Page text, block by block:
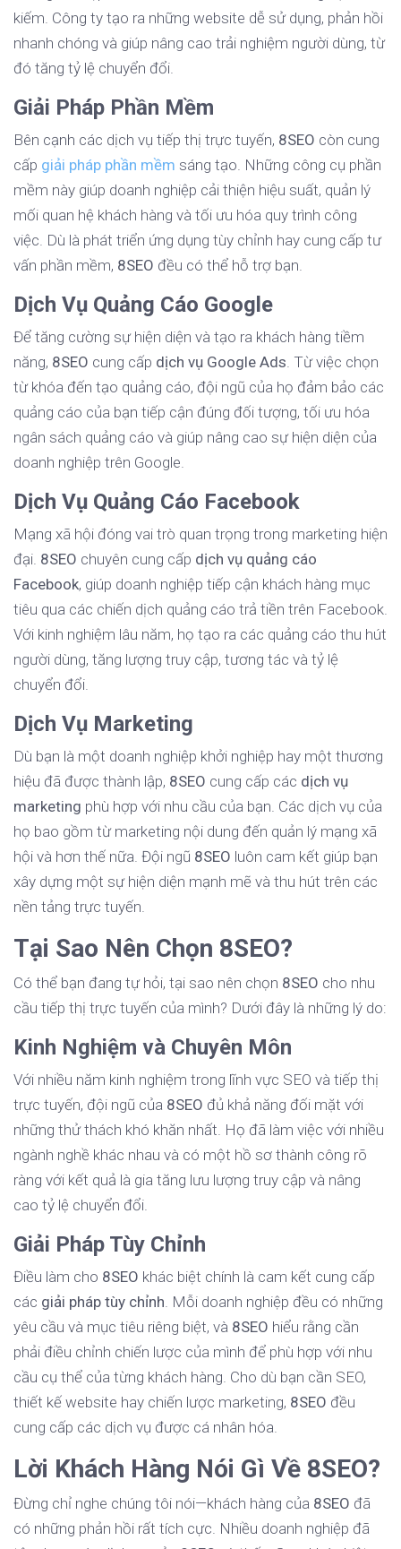
kiếm. Công ty tạo ra những website dễ sử dụng, phản hồi
nhanh chóng và giúp nâng cao trải nghiệm người dùng, từ
đó tăng tỷ lệ chuyển đổi.
Giải Pháp Phần Mềm
Bên cạnh các dịch vụ tiếp thị trực tuyến, 8SEO còn cung
cấp giải pháp phần mềm sáng tạo. Những công cụ phần
mềm này giúp doanh nghiệp cải thiện hiệu suất, quản lý
mối quan hệ khách hàng và tối ưu hóa quy trình công
việc. Dù là phát triển ứng dụng tùy chỉnh hay cung cấp tư
vấn phần mềm, 8SEO đều có thể hỗ trợ bạn.
Dịch Vụ Quảng Cáo Google
Để tăng cường sự hiện diện và tạo ra khách hàng tiềm
năng, 8SEO cung cấp dịch vụ Google Ads. Từ việc chọn
từ khóa đến tạo quảng cáo, đội ngũ của họ đảm bảo các
quảng cáo của bạn tiếp cận đúng đối tượng, tối ưu hóa
ngân sách quảng cáo và giúp nâng cao sự hiện diện của
doanh nghiệp trên Google.
Dịch Vụ Quảng Cáo Facebook
Mạng xã hội đóng vai trò quan trọng trong marketing hiện
đại. 8SEO chuyên cung cấp dịch vụ quảng cáo
Facebook, giúp doanh nghiệp tiếp cận khách hàng mục
tiêu qua các chiến dịch quảng cáo trả tiền trên Facebook.
Với kinh nghiệm lâu năm, họ tạo ra các quảng cáo thu hút
người dùng, tăng lượng truy cập, tương tác và tỷ lệ
chuyển đổi.
Dịch Vụ Marketing
Dù bạn là một doanh nghiệp khởi nghiệp hay một thương
hiệu đã được thành lập, 8SEO cung cấp các dịch vụ
marketing phù hợp với nhu cầu của bạn. Các dịch vụ của
họ bao gồm từ marketing nội dung đến quản lý mạng xã
hội và hơn thế nữa. Đội ngũ 8SEO luôn cam kết giúp bạn
xây dựng một sự hiện diện mạnh mẽ và thu hút trên các
nền tảng trực tuyến.
Tại Sao Nên Chọn 8SEO?
Có thể bạn đang tự hỏi, tại sao nên chọn 8SEO cho nhu
cầu tiếp thị trực tuyến của mình? Dưới đây là những lý do:
Kinh Nghiệm và Chuyên Môn
Với nhiều năm kinh nghiệm trong lĩnh vực SEO và tiếp thị
trực tuyến, đội ngũ của 8SEO đủ khả năng đối mặt với
những thử thách khó khăn nhất. Họ đã làm việc với nhiều
ngành nghề khác nhau và có một hồ sơ thành công rõ
ràng với kết quả là gia tăng lưu lượng truy cập và nâng
cao tỷ lệ chuyển đổi.
Giải Pháp Tùy Chỉnh
Điều làm cho 8SEO khác biệt chính là cam kết cung cấp
các giải pháp tùy chỉnh. Mỗi doanh nghiệp đều có những
yêu cầu và mục tiêu riêng biệt, và 8SEO hiểu rằng cần
phải điều chỉnh chiến lược của mình để phù hợp với nhu
cầu cụ thể của từng khách hàng. Cho dù bạn cần SEO,
thiết kế website hay chiến lược marketing, 8SEO đều
cung cấp các dịch vụ được cá nhân hóa.
Lời Khách Hàng Nói Gì Về 8SEO?
Đừng chỉ nghe chúng tôi nói—khách hàng của 8SEO đã
có những phản hồi rất tích cực. Nhiều doanh nghiệp đã